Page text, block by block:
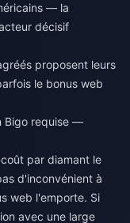
— la
décisif
proposent leurs
le bonus web
Bigo requise —
par diamant le
d'inconvénient à
web l'emporte. Si
avec une large